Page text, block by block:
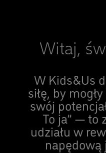
Witaj,
W Kids&Us
siłę, by
swój
To ja” — to
udziału w
napędową